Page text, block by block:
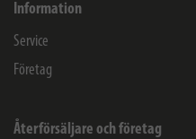
Information
Service
Företag
Återförsäljare och företag